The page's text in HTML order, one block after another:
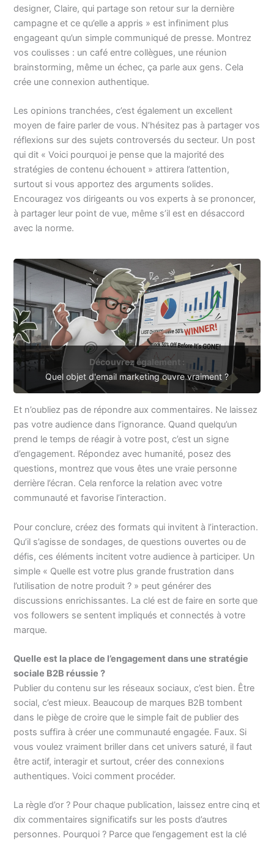
designer, Claire, qui partage son retour sur la dernière
campagne et ce qu’elle a appris » est infiniment plus
engageant qu’un simple communiqué de presse. Montrez
vos coulisses : un café entre collègues, une réunion
brainstorming, même un échec, ça parle aux gens. Cela
crée une connexion authentique.
Les opinions tranchées, c’est également un excellent
moyen de faire parler de vous. N’hésitez pas à partager vos
réflexions sur des sujets controversés du secteur. Un post
qui dit « Voici pourquoi je pense que la majorité des
stratégies de contenu échouent » attirera l’attention,
surtout si vous apportez des arguments solides.
Encouragez vos dirigeants ou vos experts à se prononcer,
à partager leur point de vue, même s’il est en désaccord
avec la norme.
Découvrez également :
Quel objet d'email marketing ouvre vraiment ?
Et n’oubliez pas de répondre aux commentaires. Ne laissez
pas votre audience dans l’ignorance. Quand quelqu’un
prend le temps de réagir à votre post, c’est un signe
d’engagement. Répondez avec humanité, posez des
questions, montrez que vous êtes une vraie personne
derrière l’écran. Cela renforce la relation avec votre
communauté et favorise l’interaction.
Pour conclure, créez des formats qui invitent à l’interaction.
Qu’il s’agisse de sondages, de questions ouvertes ou de
défis, ces éléments incitent votre audience à participer. Un
simple « Quelle est votre plus grande frustration dans
l’utilisation de notre produit ? » peut générer des
discussions enrichissantes. La clé est de faire en sorte que
vos followers se sentent impliqués et connectés à votre
marque.
Quelle est la place de l’engagement dans une stratégie
sociale B2B réussie ?
Publier du contenu sur les réseaux sociaux, c’est bien. Être
social, c’est mieux. Beaucoup de marques B2B tombent
dans le piège de croire que le simple fait de publier des
posts suffira à créer une communauté engagée. Faux. Si
vous voulez vraiment briller dans cet univers saturé, il faut
être actif, interagir et surtout, créer des connexions
authentiques. Voici comment procéder.
La règle d’or ? Pour chaque publication, laissez entre cinq et
dix commentaires significatifs sur les posts d’autres
personnes. Pourquoi ? Parce que l’engagement est la clé